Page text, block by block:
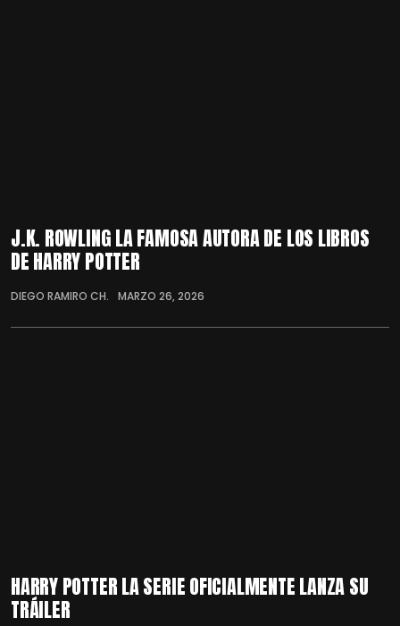
J.K. ROWLING LA FAMOSA AUTORA DE LOS LIBROS
DE HARRY POTTER
DIEGO RAMIRO CH. MARZO 26, 2026
HARRY POTTER LA SERIE OFICIALMENTE LANZA SU
TRÁILER